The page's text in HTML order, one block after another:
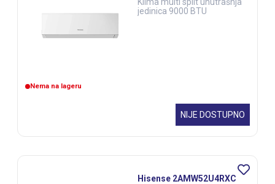
Nema na lageru
jedinica 9000 BTU
NIJE DOSTUPNO
Hisense 2AMW52U4RXC